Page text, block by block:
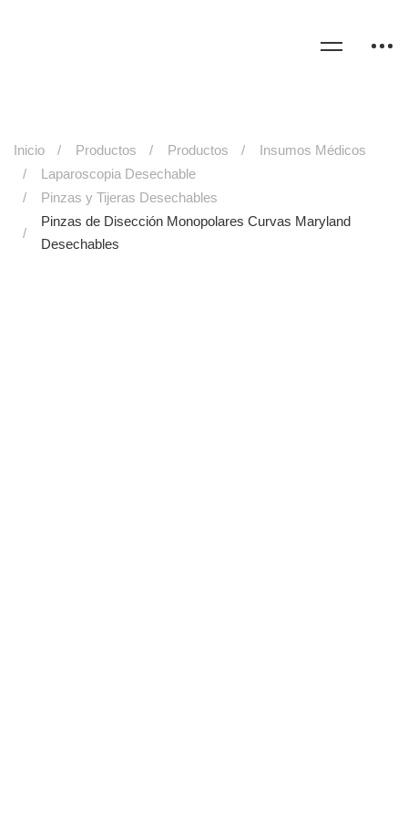
Inicio Productos Productos
Insumos Médicos
Laparoscopia Desechable
Pinzas y Tijeras Desechables
Pinzas de Disección Monopolares Curvas Maryland
Desechables